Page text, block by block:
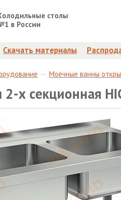
столы
в России
Скачать материалы
Моечные ванны
2-х секционная